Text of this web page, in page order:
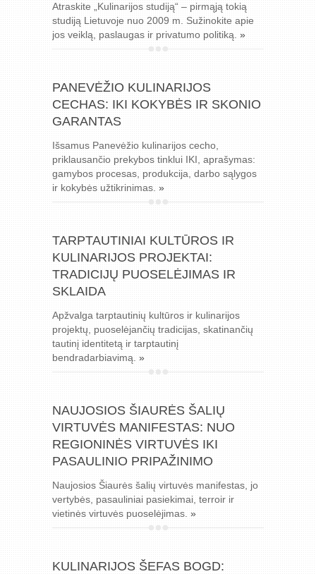
Atraskite „Kulinarijos studiją“ – pirmąją tokią
studiją Lietuvoje nuo 2009 m. Sužinokite apie
jos veiklą, paslaugas ir privatumo politiką. »
PANEVĖŽIO KULINARIJOS
CECHAS: IKI KOKYBĖS IR SKONIO
GARANTAS
Išsamus Panevėžio kulinarijos cecho,
priklausančio prekybos tinklui IKI, aprašymas:
gamybos procesas, produkcija, darbo sąlygos
ir kokybės užtikrinimas. »
TARPTAUTINIAI KULTŪROS IR
KULINARIJOS PROJEKTAI:
TRADICIJŲ PUOSELĖJIMAS IR
SKLAIDA
Apžvalga tarptautinių kultūros ir kulinarijos
projektų, puoselėjančių tradicijas, skatinančių
tautinį identitetą ir tarptautinį
bendradarbiavimą. »
NAUJOSIOS ŠIAURĖS ŠALIŲ
VIRTUVĖS MANIFESTAS: NUO
REGIONINĖS VIRTUVĖS IKI
PASAULINIO PRIPAŽINIMO
Naujosios Šiaurės šalių virtuvės manifestas, jo
vertybės, pasauliniai pasiekimai, terroir ir
vietinės virtuvės puoselėjimas. »
KULINARIJOS ŠEFAS BOGD: